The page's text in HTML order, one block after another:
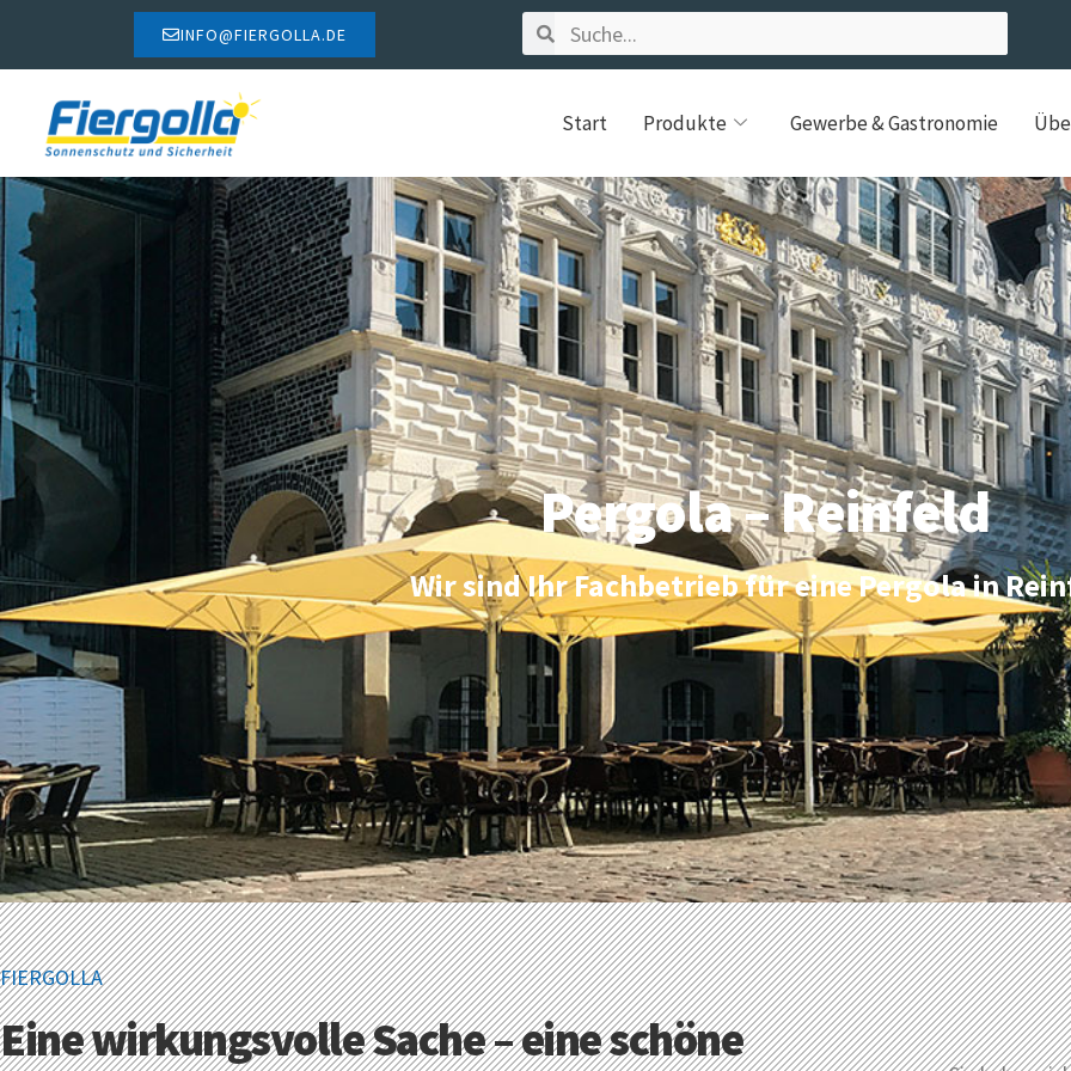
INFO@FIERGOLLA.DE
Start Produkte Gewerbe & Gastronomie
Pergola – Reinfeld
Wir sind Ihr Fachbetrieb für eine Pergola in
FIERGOLLA
Eine wirkungsvolle Sache – eine schöne